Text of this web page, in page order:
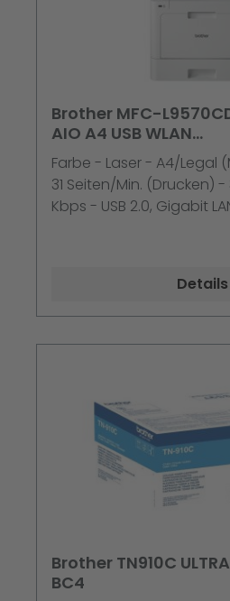
Brother MFC-
AIO A4 USB WLAN
Druck/Kopie/Scan/
Duplex
Farbe - Laser - A4/Legal
31 Seiten/Min. (Drucken)
Kbps - USB 2.0, Gigabit
Host, NFC - mit Brother
Details
Brother TN910C
BC4